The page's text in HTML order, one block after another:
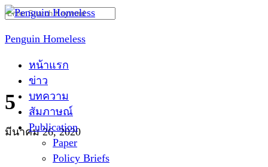
Skip
content
Penguin Homeless
หน้าแรก
ข่าว
บทความ
สัมภาษณ์
Publication
Paper
Policy Briefs
Search
5
มีนาคม 26, 2020